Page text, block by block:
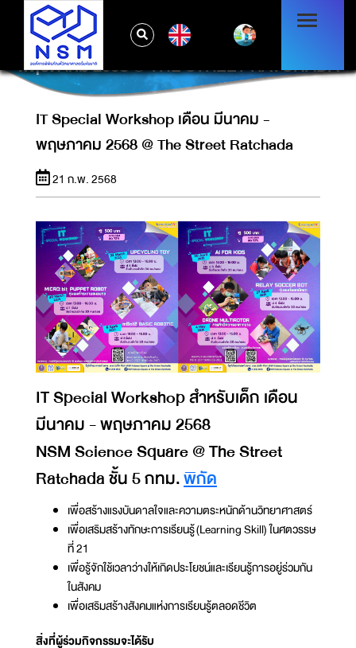
IT SPECIAL WORKSHOP เดือน มีนาคม -
พฤษภาคม 2568 @ THE STREET RATCHADA
IT Special Workshop เดือน มีนาคม -
พฤษภาคม 2568 @ The Street Ratchada
21 ก.พ. 2568
IT Special Workshop สำหรับเด็ก เดือน
มีนาคม - พฤษภาคม 2568
NSM Science Square @ The Street
Ratchada ชั้น 5 กทม.พิกัด
เพื่อสร้างแรงบันดาลใจและความตระหนักด้านวิทยาศาสตร์
เพื่อเสริมสร้างทักษะการเรียนรู้ (Learning Skill) ในศตวรรษ
ที่ 21
เพื่อรู้จักใช้เวลาว่างให้เกิดประโยชน์และเรียนรู้การอยู่ร่วมกัน
ในสังคม
เพื่อเสริมสร้างสังคมแห่งการเรียนรู้ตลอดชีวิต
สิ่งที่ผู้ร่วมกิจกรรมจะได้รับ